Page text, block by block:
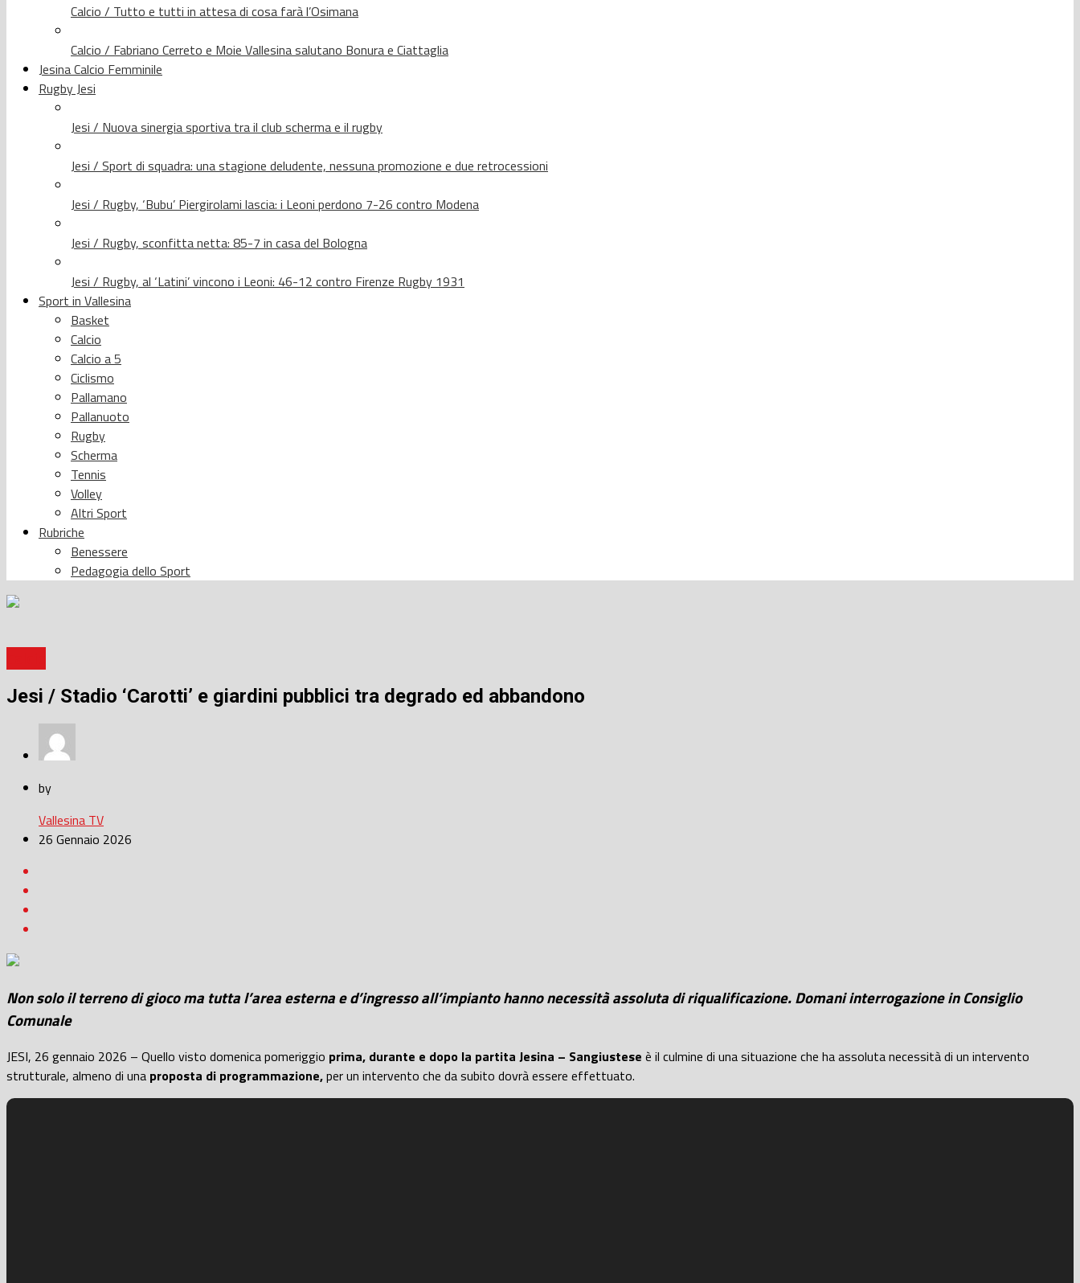
Calcio / Tutto e tutti in attesa di cosa farà l’Osimana
Calcio / Fabriano Cerreto e Moie Vallesina salutano Bonura e Ciattaglia
Jesina Calcio Femminile
Rugby Jesi
Jesi / Nuova sinergia sportiva tra il club scherma e il rugby
Jesi / Sport di squadra: una stagione deludente, nessuna promozione e due retrocessioni
Jesi / Rugby, ‘Bubu’ Piergirolami lascia: i Leoni perdono 7-26 contro Modena
Jesi / Rugby, sconfitta netta: 85-7 in casa del Bologna
Jesi / Rugby, al ‘Latini’ vincono i Leoni: 46-12 contro Firenze Rugby 1931
Sport in Vallesina
Basket
Calcio
Calcio a 5
Ciclismo
Pallamano
Pallanuoto
Rugby
Scherma
Tennis
Volley
Altri Sport
Rubriche
Benessere
Pedagogia dello Sport
Jesi / Stadio ‘Carotti’ e giardini pubblici tra degrado ed abbandono
by
Vallesina TV
26 Gennaio 2026
Non solo il terreno di gioco ma tutta l’area esterna e d’ingresso all’impianto hanno necessità assoluta di riqualificazione. Domani interrogazione in Consiglio
Comunale
JESI, 26 gennaio 2026 – Quello visto domenica pomeriggio prima, durante e dopo la partita Jesina – Sangiustese è il culmine di una situazione che ha assoluta necessità di un intervento
strutturale, almeno di una proposta di programmazione,per un intervento che da subito dovrà essere effettuato.